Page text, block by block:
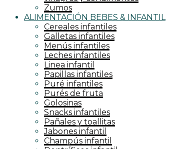
Zumos
ALIMENTACIÓN BEBES & INFANTIL
Cereales infantiles
Galletas infantiles
Menús infantiles
Leches infantiles
Linea infantil
Papillas infantiles
Puré infantiles
Purés de fruta
Golosinas
Snacks infantiles
Pañales y toallitas
Jabones infantil
Champús infantil